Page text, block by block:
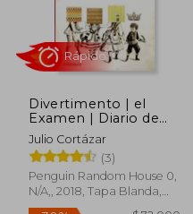
20%
dcto. $ 73.600
Divertimento | el
Examen | Diario de
Andrés Fava | los
Premios
Julio Cortázar
(3)
Penguin Random House 0,
N/A,, 2018, Tapa Blanda,
Nuevo